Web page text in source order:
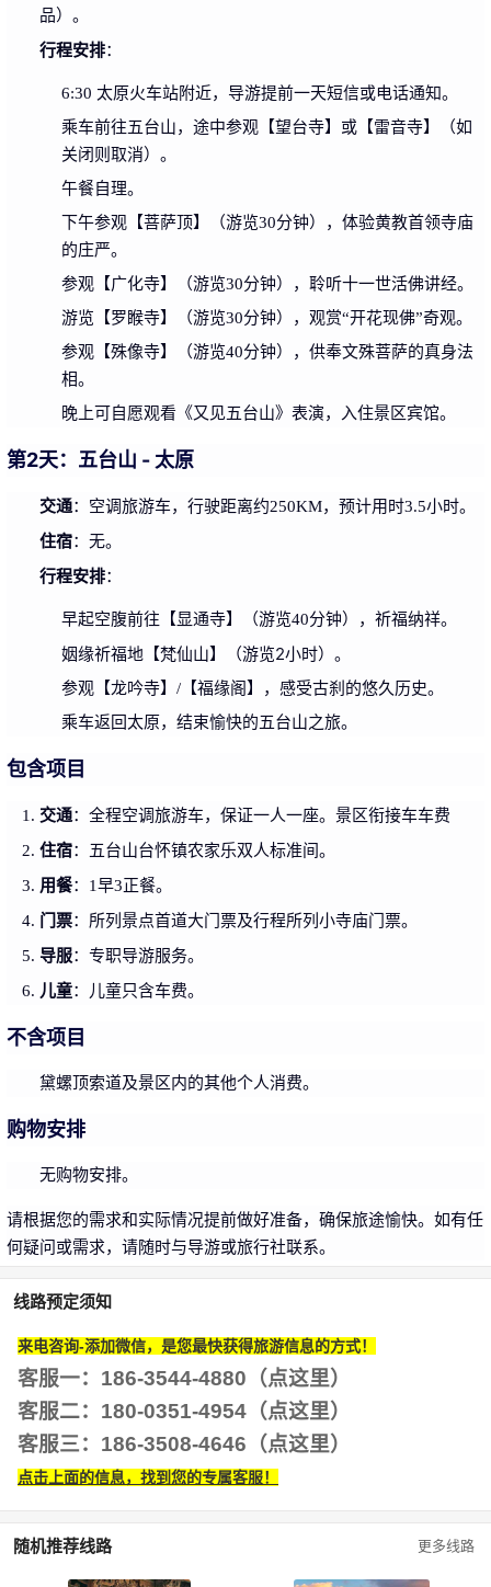
品）。
行程安排：
6:30 太原火车站附近，导游提前一天短信或电话通知。
乘车前往五台山，途中参观【望台寺】或【雷音寺】（如
关闭则取消）。
午餐自理。
下午参观【菩萨顶】（游览30分钟），体验黄教首领寺庙
的庄严。
参观【广化寺】（游览30分钟），聆听十一世活佛讲经。
游览【罗睺寺】（游览30分钟），观赏“开花现佛”奇观。
参观【殊像寺】（游览40分钟），供奉文殊菩萨的真身法
相。
晚上可自愿观看《又见五台山》表演，入住景区宾馆。
第2天：五台山 - 太原
交通：空调旅游车，行驶距离约250KM，预计用时3.5小时。
住宿：无。
行程安排：
早起空腹前往【显通寺】（游览40分钟），祈福纳祥。
姻缘祈福地【梵仙山】（游览2小时）。
参观【龙吟寺】/【福缘阁】，感受古刹的悠久历史。
乘车返回太原，结束愉快的五台山之旅。
包含项目
交通：全程空调旅游车，保证一人一座。景区衔接车车费
住宿：五台山台怀镇农家乐双人标准间。
用餐：1早3正餐。
门票：所列景点首道大门票及行程所列小寺庙门票。
导服：专职导游服务。
儿童：儿童只含车费。
不含项目
黛螺顶索道及景区内的其他个人消费。
购物安排
无购物安排。
请根据您的需求和实际情况提前做好准备，确保旅途愉快。如有任
何疑问或需求，请随时与导游或旅行社联系。
线路预定须知
来电咨询-添加微信，是您最快获得旅游信息的方式！
客服一：186-3544-4880（点这里）
客服二：180-0351-4954 （点这里）
客服三：186-3508-4646 （点这里）
点击上面的信息，找到您的专属客服！
更多线路
随机推荐线路